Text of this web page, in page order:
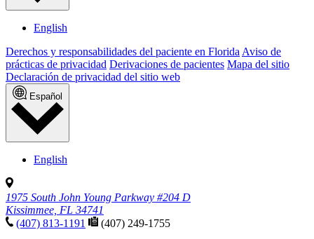
English
Derechos y responsabilidades del paciente en Florida Aviso de
prácticas de privacidad Derivaciones de pacientes Mapa del sitio
Declaración de privacidad del sitio web
Español
English
1975 South John Young Parkway #204 D
Kissimmee, FL 34741
(407) 813-1191
(407) 249-1755